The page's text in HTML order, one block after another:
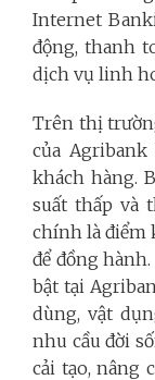
Internet
động, thanh
dịch vụ linh
Trên thị
của
khách hàng.
suất thấp và
chính là điểm
để đồng
bật tại
dùng, vật
nhu cầu đời
cải tạo, nâng